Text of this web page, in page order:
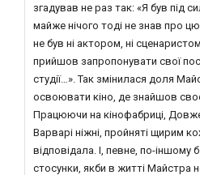
згадував не раз так: «Я був під
майже нічого тоді не знав про
не був ні актором, ні
прийшов запропонувати свої
студії…». Так змінилася доля
освоювати кіно, де знайшов
Працюючи на кінофабриці,
Варварі ніжні, пройняті щирим
відповідала. І, певне, по-іншому
стосунки, якби в житті Майстра